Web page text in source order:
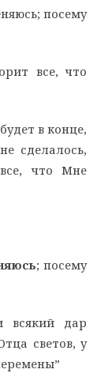
посему
все, что
в конце,
сделалось,
что Мне
; посему
всякий дар
светов, у